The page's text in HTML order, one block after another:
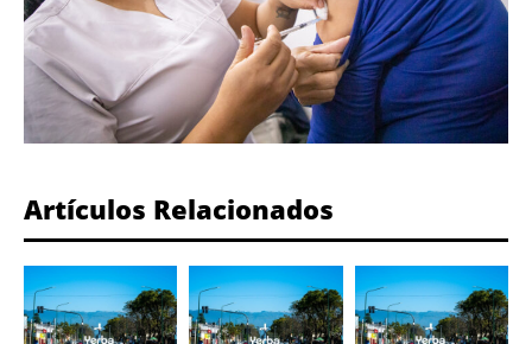
Artículos Relacionados